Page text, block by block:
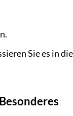
Sie es in